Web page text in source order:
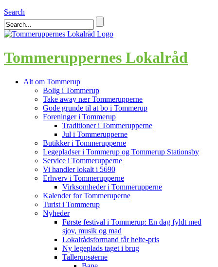
Search
Tommeruppernes Lokalråd
Alt om Tommerup
Bolig i Tommerup
Take away nær Tommerupperne
Gode grunde til at bo i Tommerup
Foreninger i Tommerup
Traditioner i Tommerupperne
Jul i Tommerupperne
Butikker i Tommerupperne
Legepladser i Tommerup og Tommerup Stationsby
Service i Tommerupperne
Vi handler lokalt i 5690
Erhverv i Tommerupperne
Virksomheder i Tommerupperne
Kalender for Tommeruperne
Turist i Tommerup
Nyheder
Første festival i Tommerup: En dag fyldt med
sjov, musik og mad
Lokalrådsformand får helte-pris
Ny legeplads taget i brug
Tallerupsøerne